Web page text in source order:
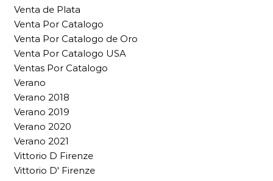
Venta de Plata
Venta Por Catalogo
Venta Por Catalogo de Oro
Venta Por Catalogo USA
Ventas Por Catalogo
Verano
Verano 2018
Verano 2019
Verano 2020
Verano 2021
Vittorio D Firenze
Vittorio D' Firenze